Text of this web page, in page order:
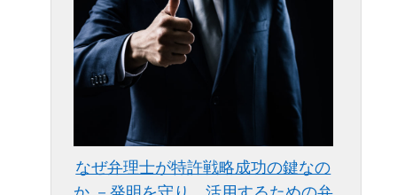
なぜ弁理士が特許戦略成功の鍵なの